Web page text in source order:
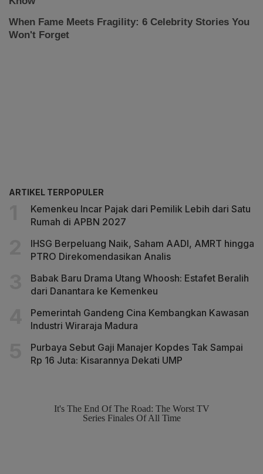
ARTIKEL TERPOPULER
Kemenkeu Incar Pajak dari Pemilik Lebih dari Satu
Rumah di APBN 2027
IHSG Berpeluang Naik, Saham AADI, AMRT hingga
PTRO Direkomendasikan Analis
Babak Baru Drama Utang Whoosh: Estafet Beralih
dari Danantara ke Kemenkeu
Pemerintah Gandeng Cina Kembangkan Kawasan
Industri Wiraraja Madura
Purbaya Sebut Gaji Manajer Kopdes Tak Sampai
Rp 16 Juta: Kisarannya Dekati UMP